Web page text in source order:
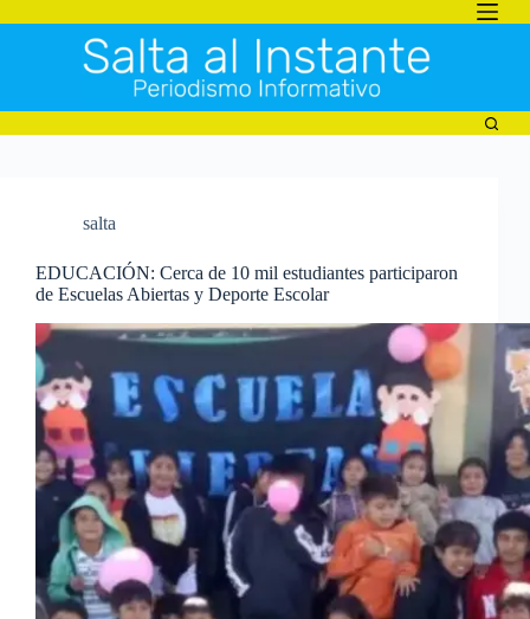
al
salta
EDUCACIÓN: Cerca de 10 mil estudiantes participaron
de Escuelas Abiertas y Deporte Escolar